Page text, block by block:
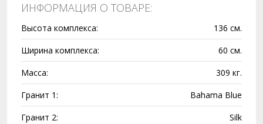
ИНФОРМАЦИЯ О ТОВАРЕ:
Высота комплекса:
136 см.
Ширина комплекса:
60 см.
Масса:
309 кг.
Гранит 1:
Bahama Blue
Гранит 2:
Silk